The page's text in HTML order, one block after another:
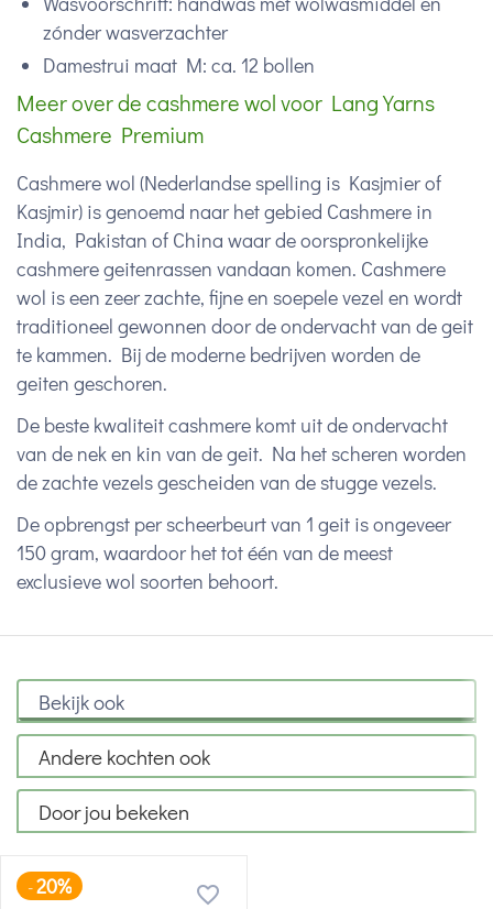
zónder wasverzachter
Damestrui maat M: ca. 12 bollen
Meer over de cashmere wol voor Lang Yarns
Cashmere Premium
Cashmere wol (Nederlandse spelling is Kasjmier of
Kasjmir) is genoemd naar het gebied Cashmere in
India, Pakistan of China waar de oorspronkelijke
cashmere geitenrassen vandaan komen. Cashmere
wol is een zeer zachte, fijne en soepele vezel en wordt
traditioneel gewonnen door de ondervacht van de geit
te kammen. Bij de moderne bedrijven worden de
geiten geschoren.
De beste kwaliteit cashmere komt uit de ondervacht
van de nek en kin van de geit. Na het scheren worden
de zachte vezels gescheiden van de stugge vezels.
De opbrengst per scheerbeurt van 1 geit is ongeveer
150 gram, waardoor het tot één van de meest
exclusieve wol soorten behoort.
Bekijk ook
Andere kochten ook
Door jou bekeken
-20%